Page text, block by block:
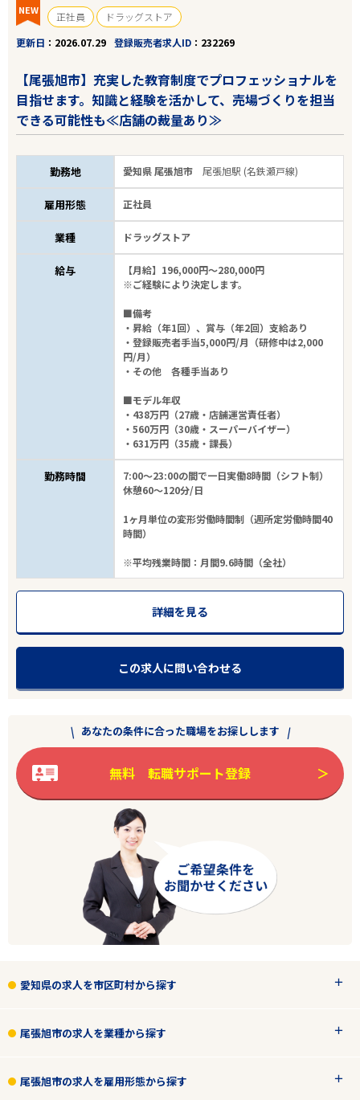
エリアで探す 駅から探す
業種
NEW 正社員
ドラッグストア
更新日
2026.07.29 登録販売者求人ID 232269
【尾張旭市】充実した教育制度でプロフェッショナルを
目指せます。知識と経験を活かして、売場づくりを担当
できる可能性も≪店舗の裁量あり≫
勤務地 愛知県 尾張旭市 尾張旭駅 (名鉄瀬戸線)
雇用形態 正社員
業種 ドラッグストア
給与
【月給】196,000円～280,000円
※ご経験により決定します。
■備考
・昇給（年1回）、賞与（年2回）支給あり
・登録販売者手当5,000円/月（研修中は2,000
円/月）
・その他 各種手当あり
■モデル年収
・438万円（27歳・店舗運営責任者）
・560万円（30歳・スーパーバイザー）
・631万円（35歳・課長）
勤務時間
7:00～23:00の間で一日実働8時間（シフト制）
休憩60～120分/日
1ヶ月単位の変形労働時間制（週所定労働時間40
時間）
※平均残業時間：月間9.6時間（全社）
詳細を見る
この求人に問い合わせる
あなたの条件に合った職場をお探しします
無料 転職サポート登録
愛知県の求人を市区町村から探す
尾張旭市の求人を業種から探す
尾張旭市の求人を雇用形態から探す